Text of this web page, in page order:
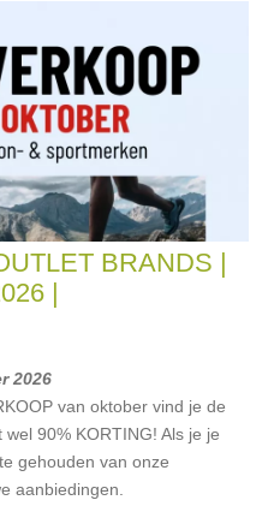
BRANDS |
|
2026
van oktober vind je de
90% KORTING! Als je je
gehouden van onze
aanbiedingen.